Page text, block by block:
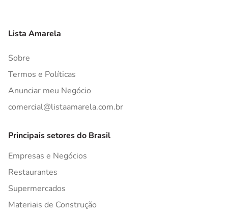
Lista Amarela
Sobre
Termos e Políticas
Anunciar meu Negócio
comercial@listaamarela.com.br
Principais setores do Brasil
Empresas e Negócios
Restaurantes
Supermercados
Materiais de Construção